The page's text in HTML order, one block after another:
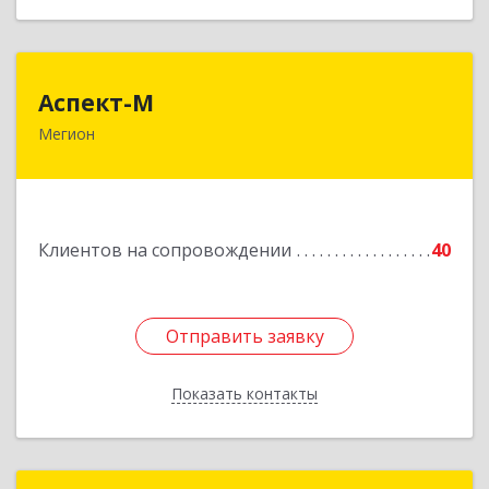
Аспект-М
Мегион
Клиентов на сопровождении 40
Отправить заявку
Показать контакты
628681, Ханты-Мансийский Автономный округ
Отправить заявку
Назад